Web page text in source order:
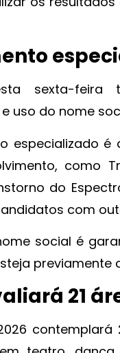
sexta-feira
uso do nome
especializado
como
do
com
social é
previamente
21
contemplará